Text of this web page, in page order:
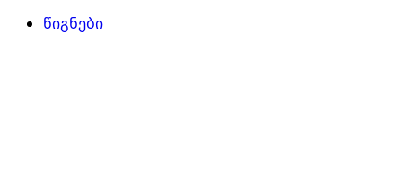
წიგნები